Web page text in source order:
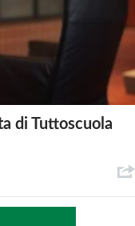
di Tuttoscuola